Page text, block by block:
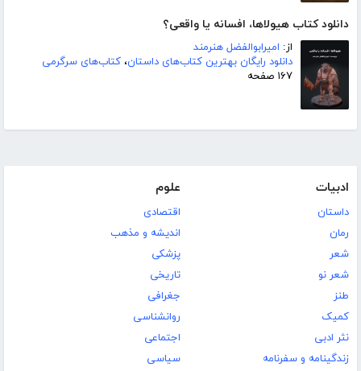
دانلود کتاب هیولاها، افسانه یا واقعی؟
از: امیرابوالفضل هنرمند
دانلود رایگان بهترین کتاب‌های داستان، کتاب‌های سرگرمی
۱۶۷ صفحه
ادبیات
داستان
رمان
شعر
شعر نو
طنز
کمیک
نثر ادبی
زندگینامه و سفرنامه
علوم
اقتصادی
اندیشه و مذهب
پزشکی
تاریخی
جغرافی
روانشناسی
اجتماعی
سیاسی